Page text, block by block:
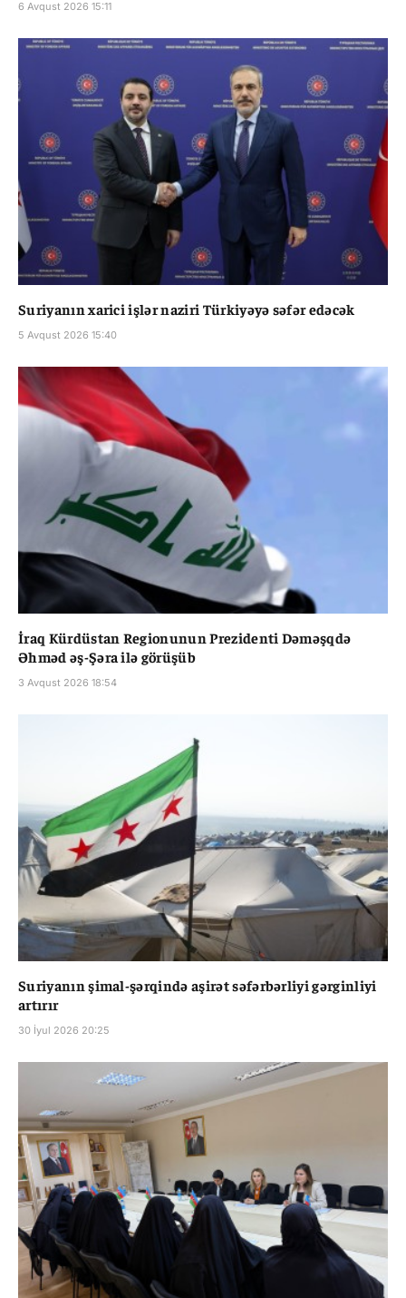
6 Avqust 2026 15:11
Suriyanın xarici işlər naziri Türkiyəyə səfər edəcək
5 Avqust 2026 15:40
İraq Kürdüstan Regionunun Prezidenti Dəməşqdə
Əhməd əş-Şəra ilə görüşüb
3 Avqust 2026 18:54
Suriyanın şimal-şərqində aşirət səfərbərliyi gərginliyi
artırır
30 İyul 2026 20:25